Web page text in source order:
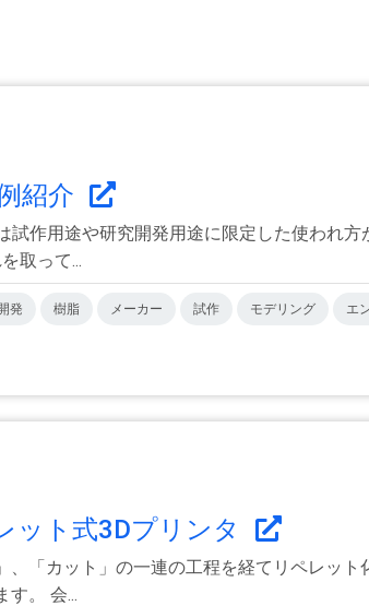
紹介
作用途や研究開発用途に限定した使われ
取って...
発 樹脂 メーカー 試作 モデリング エ
ット式3Dプリンタ
「カット」の一連の工程を経てリペレッ
す。 会...